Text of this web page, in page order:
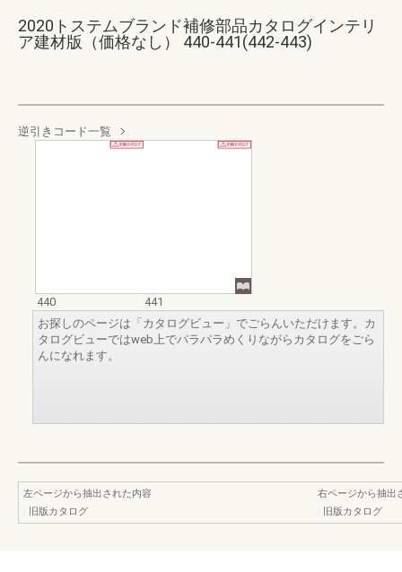
2020トステムブランド補修部品カタログインテリ
ア建材版（価格なし） 440-441(442-443)
逆引きコード一覧
440
441
お探しのページは「カタログビュー」でごらんいただけます。カ
タログビューではweb上でパラパラめくりながらカタログをごら
んになれます。
左ページから抽出された内容
旧版カタログ
右ページから抽出
旧版カタログ